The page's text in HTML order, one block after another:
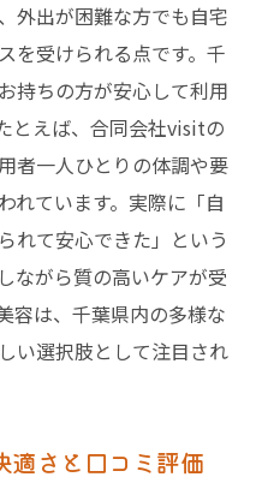
外出が困難な方でも自宅
を受けられる点です。千
持ちの方が安心して利用
とえば、合同会社visitの
者一人ひとりの体調や要
れています。実際に「自
れて安心できた」という
ながら質の高いケアが受
容は、千葉県内の多様な
い選択肢として注目され
適さと口コミ評価